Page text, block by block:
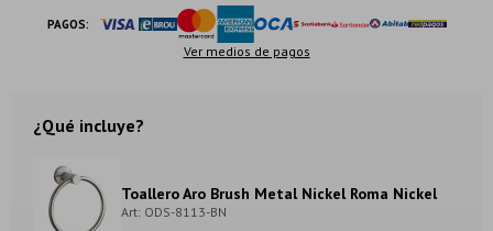
PAGOS:
Ver medios de pagos
¿Qué incluye?
Toallero Aro Brush Metal Nickel Roma Nickel
Art: ODS-8113-BN